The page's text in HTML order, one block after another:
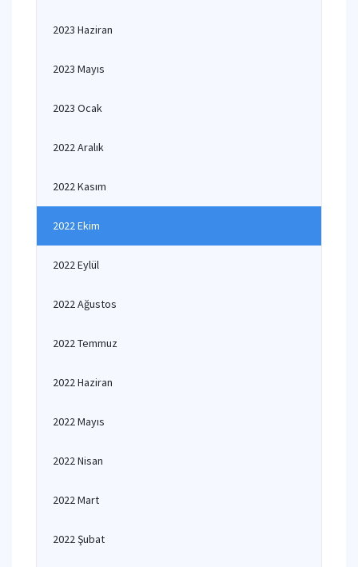
2023 Haziran
2023 Mayıs
2023 Ocak
2022 Aralık
2022 Kasım
2022 Ekim
2022 Eylül
2022 Ağustos
2022 Temmuz
2022 Haziran
2022 Mayıs
2022 Nisan
2022 Mart
2022 Şubat